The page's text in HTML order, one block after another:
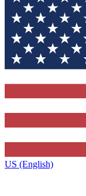
US (English)